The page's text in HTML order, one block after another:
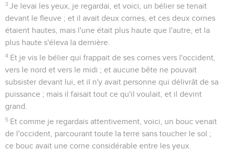
3 Je levai les yeux, je regardai, et voici, un bélier se tenait
devant le fleuve ; et il avait deux cornes, et ces deux cornes
étaient hautes, mais l'une était plus haute que l'autre, et la
plus haute s'éleva la dernière.
4 Et je vis le bélier qui frappait de ses cornes vers l'occident,
vers le nord et vers le midi ; et aucune bête ne pouvait
subsister devant lui, et il n'y avait personne qui délivrât de sa
puissance ; mais il faisait tout ce qu'il voulait, et il devint
grand.
5 Et comme je regardais attentivement, voici, un bouc venait
de l'occident, parcourant toute la terre sans toucher le sol ;
ce bouc avait une corne considérable entre les yeux.